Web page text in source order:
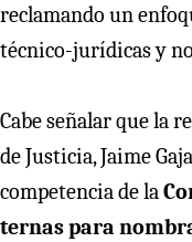
reclamando un
técnico-jurídicas y
Cabe señalar que la
de Justicia, Jaime
competencia de la
ternas para